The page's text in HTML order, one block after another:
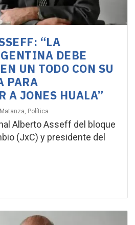
“LA
DEBE
UN TODO CON SU
PARA
A JONES HUALA”
, Política
Alberto Asseff del bloque
(JxC) y presidente del